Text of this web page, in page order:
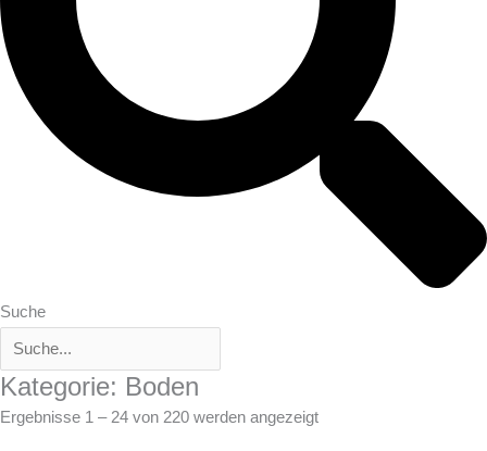
Suche
Kategorie: Boden
Ergebnisse 1 – 24 von 220 werden angezeigt